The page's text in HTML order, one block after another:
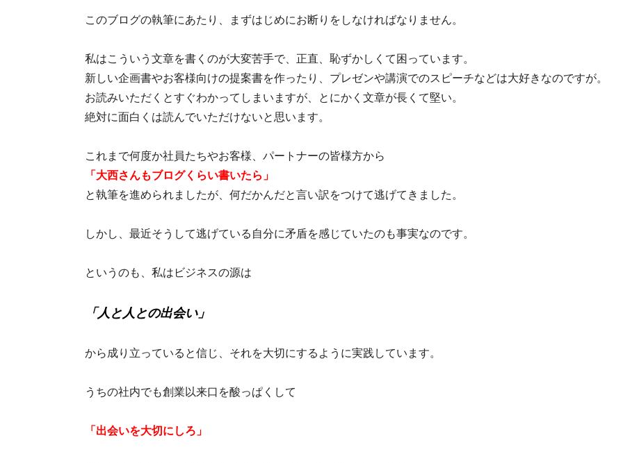
このブログの執筆にあたり、まずはじめにお断りをしなければなりません。
私はこういう文章を書くのが大変苦手で、正直、恥ずかしくて困っています。
新しい企画書やお客様向けの提案書を作ったり、プレゼンや講演でのスピーチなどは大好きなのですが。
お読みいただくとすぐわかってしまいますが、とにかく文章が長くて堅い。
絶対に面白くは読んでいただけないと思います。
これまで何度か社員たちやお客様、パートナーの皆様方から
「大西さんもブログくらい書いたら」
と執筆を進められましたが、何だかんだと言い訳をつけて逃げてきました。
しかし、最近そうして逃げている自分に矛盾を感じていたのも事実なのです。
というのも、私はビジネスの源は
「人と人との出会い」
から成り立っていると信じ、それを大切にするように実践しています。
うちの社内でも創業以来口を酸っぱくして
「出会いを大切にしろ」